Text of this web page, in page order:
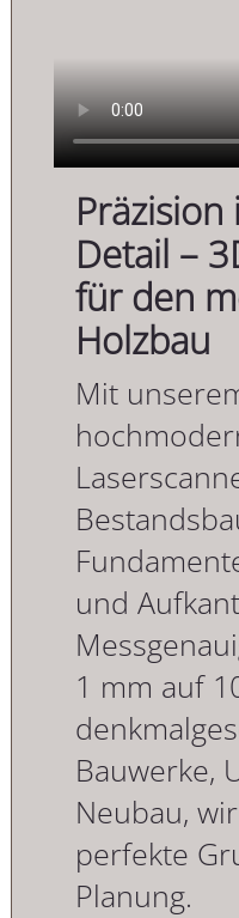
Detail –
für den
Holzbau
Mit
und
1 mm auf
Bauwerke,
Neubau,
perfekte
Planung.